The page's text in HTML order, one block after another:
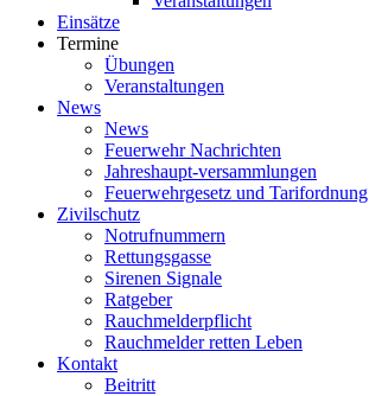
Einsätze
Termine
Übungen
Veranstaltungen
News
News
Feuerwehr Nachrichten
Jahreshaupt-versammlungen
Feuerwehrgesetz und Tarifordnung
Zivilschutz
Notrufnummern
Rettungsgasse
Sirenen Signale
Ratgeber
Rauchmelderpflicht
Rauchmelder retten Leben
Kontakt
Beitritt